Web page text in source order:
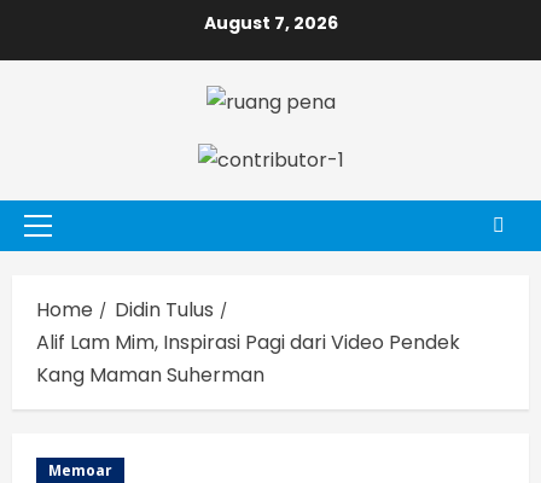
August 7, 2026
Primary
Home
Didin Tulus
Alif Lam Mim, Inspirasi Pagi dari Video Pendek
Kang Maman Suherman
Memoar